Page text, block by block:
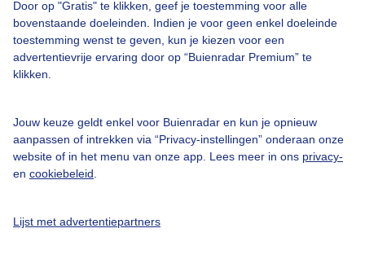
Door op "Gratis" te klikken, geef je toestemming voor alle
bovenstaande doeleinden. Indien je voor geen enkel doeleinde
toestemming wenst te geven, kun je kiezen voor een
advertentievrije ervaring door op “Buienradar Premium” te
klikken.
Jouw keuze geldt enkel voor Buienradar en kun je opnieuw
aanpassen of intrekken via “Privacy-instellingen” onderaan onze
website of in het menu van onze app. Lees meer in ons privacy-
en cookiebeleid
Lijst met advertentiepartners
Gebruikersvoorwaarden
Adverteren
Buienradar Team
Cookie beleid
Privacy instellingen
Gratis weerdata
@BuienradarNL